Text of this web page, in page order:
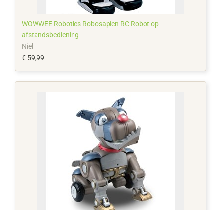
WOWWEE Robotics Robosapien RC Robot op
afstandsbediening
Niel
€ 59,99